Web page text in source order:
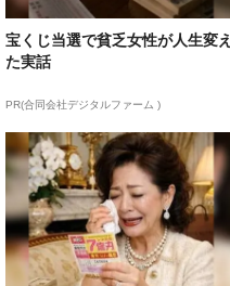
宝くじ当選で貧乏女性が人生変え
た実話
PR(合同会社デジタルファーム )